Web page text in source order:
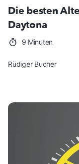
Die besten
Daytona
9 Minuten
Rüdiger Bucher